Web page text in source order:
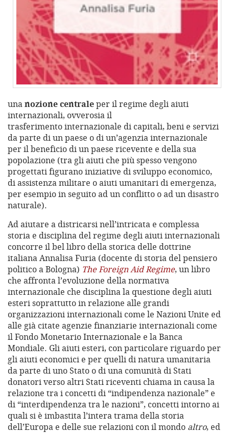
unanozione centraleper il regime degli aiuti
internazionali, ovverosia il
trasferimento internazionale di capitali, beni e servizi
da parte di un paese o di un’agenzia internazionale
per il beneficio di un paese ricevente e della sua
popolazione (tra gli aiuti che più spesso vengono
progettati figurano iniziative di sviluppo economico,
di assistenza militare o aiuti umanitari di emergenza,
per esempio in seguito ad un conflitto o ad un disastro
naturale).
Ad aiutare a districarsi nell’intricata e complessa
storia e disciplina del regime degli aiuti internazionali
concorre il bel libro della storica delle dottrine
italiana Annalisa Furia (docente di storia del pensiero
politico a Bologna) The Foreign Aid Regime, un libro
che affronta l’evoluzione della normativa
internazionale che disciplina la questione degli aiuti
esteri soprattutto in relazione alle grandi
organizzazioni internazionali come le Nazioni Unite ed
alle già citate agenzie finanziarie internazionali come
il Fondo Monetario Internazionale e la Banca
Mondiale. Gli aiuti esteri, con particolare riguardo per
gli aiuti economici e per quelli di natura umanitaria
da parte di uno Stato o di una comunità di Stati
donatori verso altri Stati riceventi chiama in causa la
relazione tra i concetti di “indipendenza nazionale” e
di “interdipendenza tra le nazioni”, concetti intorno ai
quali si è imbastita l’intera trama della storia
dell’Europa e delle sue relazioni con il mondo altro, ed